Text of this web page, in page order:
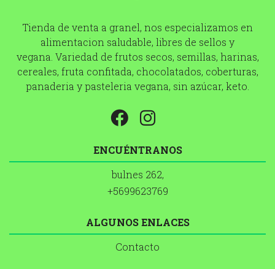
Tienda de venta a granel, nos especializamos en
alimentacion saludable, libres de sellos y
vegana. Variedad de frutos secos, semillas, harinas,
cereales, fruta confitada, chocolatados, coberturas,
panaderia y pasteleria vegana, sin azúcar, keto.
ENCUÉNTRANOS
bulnes 262,
+5699623769
ALGUNOS ENLACES
Contacto